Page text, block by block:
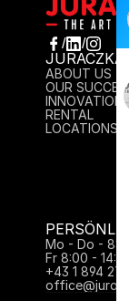
/ /
JURACZKA
ABOUT US
OUR
INNOVATION
RENTAL
LOCATIONS
Mo - Do -
Fr 8:00 - 14:00
+43 1 894 27